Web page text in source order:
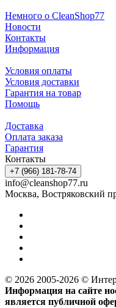
Немного о CleanShop77
Новости
Контакты
Информация
Условия оплаты
Условия доставки
Гарантия на товар
Помощь
Доставка
Оплата заказа
Гарантия
Контакты
+7 (966) 181-78-74
info@cleanshop77.ru
Москва, Востряковский
© 2026 2005-2026 ©
Информация на сайте
является публичной